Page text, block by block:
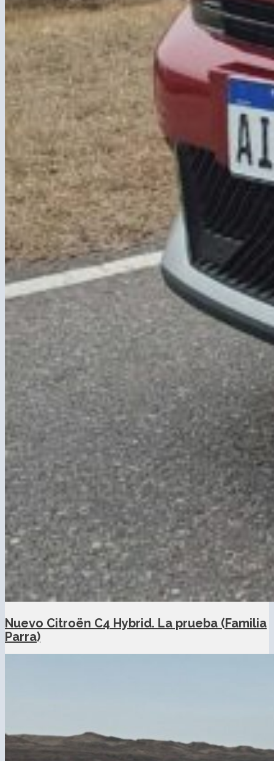
Nuevo Citroën C4 Hybrid. La prueba (Familia
Parra)